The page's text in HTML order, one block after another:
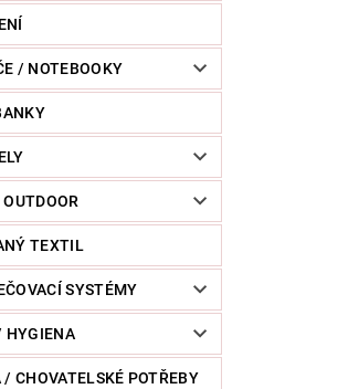
/ NOTEBOOKY
TEXTIL
SYSTÉMY
HYGIENA
/ CHOVATELSKÉ POTŘEBY